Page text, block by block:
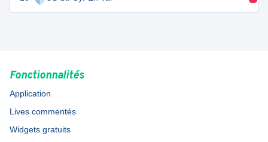
Fonctionnalités
Application
Lives commentés
Widgets gratuits